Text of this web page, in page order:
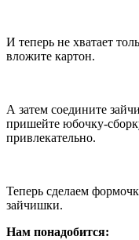
И теперь не хватает
вложите картон.
А затем соедините
пришейте юбочку-
привлекательно.
Теперь сделаем
зайчишки.
Нам понадобится: